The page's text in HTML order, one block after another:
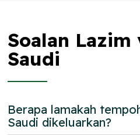
Soalan Lazim
Saudi
Berapa lamakah
Saudi dikeluarkan?